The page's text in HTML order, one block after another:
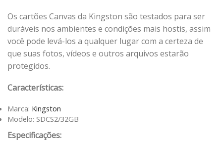
Os cartões Canvas da Kingston são testados para ser
duráveis nos ambientes e condições mais hostis, assim
você pode levá-los a qualquer lugar com a certeza de
que suas fotos, vídeos e outros arquivos estarão
protegidos.
Características:
Marca: Kingston
Modelo: SDCS2/32GB
Especificações: